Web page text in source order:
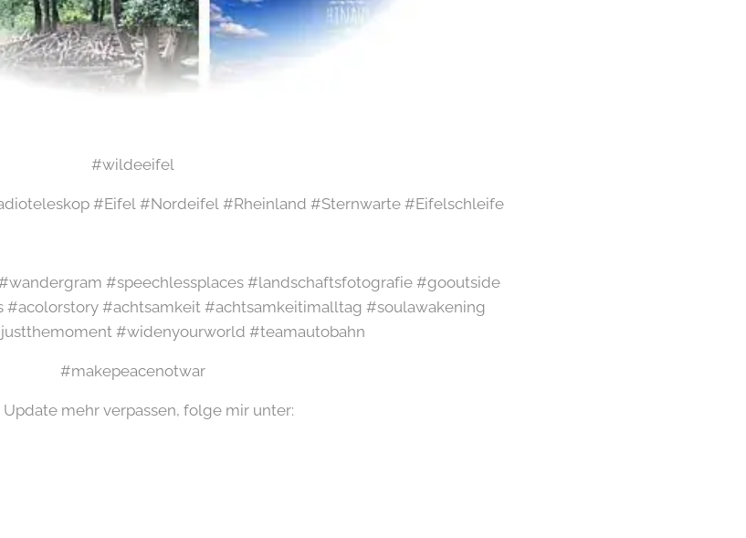
#wildeeifel
#Eifel #Nordeifel #Rheinland #Sternwarte #Eifelschleife
#speechlessplaces #landschaftsfotografie #gooutside
#achtsamkeit #achtsamkeitimalltag #soulawakening
#widenyourworld #teamautobahn
#makepeacenotwar
Update mehr verpassen, folge mir unter: